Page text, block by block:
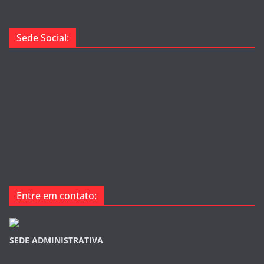
Sede Social:
Entre em contato:
SEDE ADMINISTRATIVA